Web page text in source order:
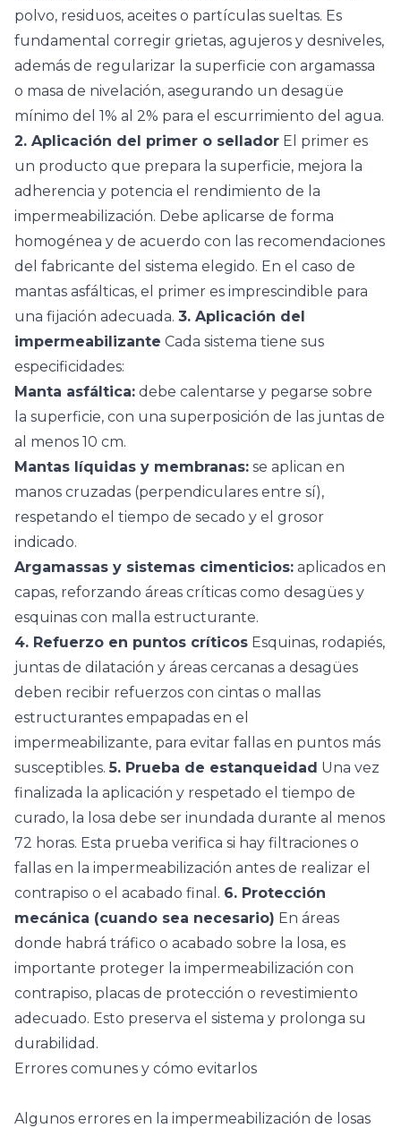
polvo, residuos, aceites o partículas sueltas. Es
fundamental corregir grietas, agujeros y desniveles,
además de regularizar la superficie con argamassa
o masa de nivelación, asegurando un desagüe
mínimo del 1% al 2% para el escurrimiento del agua.
2. Aplicación del primer o sellador El primer es
un producto que prepara la superficie, mejora la
adherencia y potencia el rendimiento de la
impermeabilización. Debe aplicarse de forma
homogénea y de acuerdo con las recomendaciones
del fabricante del sistema elegido. En el caso de
mantas asfálticas, el primer es imprescindible para
una fijación adecuada. 3. Aplicación del
impermeabilizante Cada sistema tiene sus
especificidades:
Manta asfáltica: debe calentarse y pegarse sobre
la superficie, con una superposición de las juntas de
al menos 10 cm.
Mantas líquidas y membranas: se aplican en
manos cruzadas (perpendiculares entre sí),
respetando el tiempo de secado y el grosor
indicado.
Argamassas y sistemas cimenticios: aplicados en
capas, reforzando áreas críticas como desagües y
esquinas con malla estructurante.
4. Refuerzo en puntos críticos Esquinas, rodapiés,
juntas de dilatación y áreas cercanas a desagües
deben recibir refuerzos con cintas o mallas
estructurantes empapadas en el
impermeabilizante, para evitar fallas en puntos más
susceptibles.5. Prueba de estanqueidad Una vez
finalizada la aplicación y respetado el tiempo de
curado, la losa debe ser inundada durante al menos
72 horas. Esta prueba verifica si hay filtraciones o
fallas en la impermeabilización antes de realizar el
contrapiso o el acabado final. 6. Protección
mecánica (cuando sea necesario) En áreas
donde habrá tráfico o acabado sobre la losa, es
importante proteger la impermeabilización con
contrapiso, placas de protección o revestimiento
adecuado. Esto preserva el sistema y prolonga su
durabilidad.
Errores comunes y cómo evitarlos
Algunos errores en la impermeabilización de losas